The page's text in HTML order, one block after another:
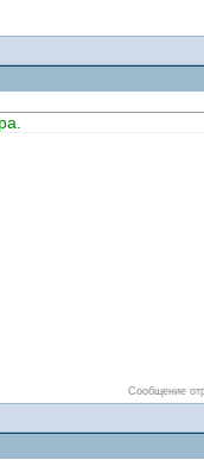
Сообщение